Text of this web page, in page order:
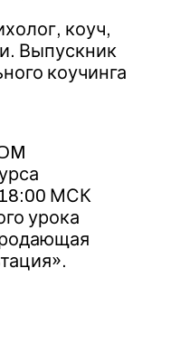
коуч,
Выпускник
коучинга
18:00 МСК
урока